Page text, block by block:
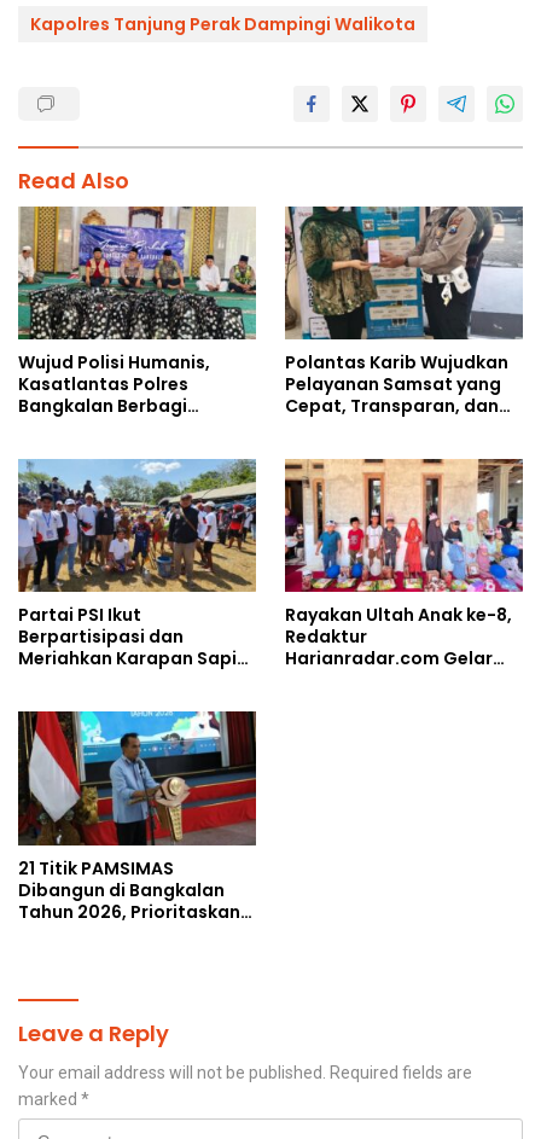
Kapolres Tanjung Perak Dampingi Walikota
Read Also
Wujud Polisi Humanis,
Kasatlantas Polres
Bangkalan Berbagi
Ahmad Ibrahim
Polantas Karib Wujudkan
Pelayanan Samsat yang
Cepat, Transparan, dan
Partai PSI Ikut
Berpartisipasi dan
Meriahkan Karapan Sapi
Rayakan Ultah Anak ke-8,
Redaktur
Harianradar.com Gelar
21 Titik PAMSIMAS
Dibangun di Bangkalan
Tahun 2026, Prioritaskan
Leave a Reply
Your email address will not be published.
Required fields are
marked *